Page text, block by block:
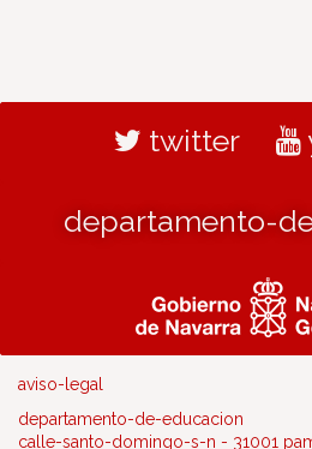
twitter
departamento-
aviso-legal
departamento-de-educacion
calle-santo-domingo-s-n - 31001